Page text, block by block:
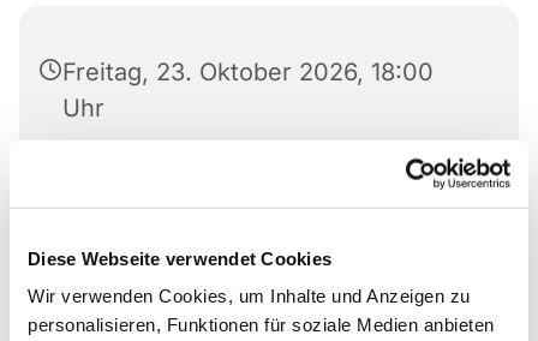
Diese Webseite verwendet Cookies
Wir verwenden Cookies, um Inhalte und Anzeigen zu
personalisieren, Funktionen für soziale Medien anbieten
Freitag, 23. Oktober 2026, 18:00
Uhr
Markuskirche, Richard-Wagner-Str.
6, 34121 Kassel